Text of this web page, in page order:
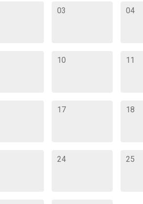
03 04
10 11
17 18
24 25